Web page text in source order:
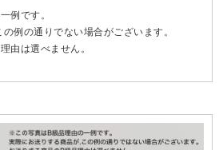
例です。
例の通りでない場合がございます。
由は選べません。